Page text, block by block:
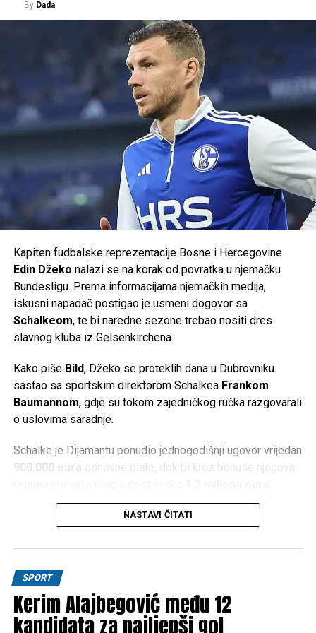
ponosom dočekuje najbolje evropske futsal klubove i još
jednom pokazuje da pripada velikoj sportskoj porodici
Dolazak UEFA Futsal Champions League u Cazin više nije
iznenađenje. To je priznanje za sve ono što su klub,
organizatori, navijači i cijela lokalna zajednica gradili
godinama. Evropa ne dolazi slučajno – dolazi zato što je
Cazin svojim radom, organizacijom i sportskom
atmosferom to zaslužio.
Pred nama su novi evropski izazovi, nove utakmice i nova
prilika da pokažemo zašto je Krajina prepoznata kao dom
vrhunskog futsala.
Podržimo pravi krajiški sportski brend u novom
evropskom pohodu. Budimo dio priče koja se ispisuje
pred našim očima.
Vidimo se u Cazinu!
Tweet Share
By Dada
Kapiten fudbalske reprezentacije Bosne i Hercegovine
Edin Džeko nalazi se na korak od povratka u njemačku
Bundesligu. Prema informacijama njemačkih medija,
iskusni napadač postigao je usmeni dogovor sa
Schalkeom, te bi naredne sezone trebao nositi dres
slavnog kluba iz Gelsenkirchena.
Kako piše Bild, Džeko se proteklih dana u Dubrovniku
sastao sa sportskim direktorom Schalkea Frankom
Baumannom, gdje su tokom zajedničkog ručka razgovarali
o uslovima saradnje.
Schalke je Dijamantu ponudio jednogodišnji ugovor vrijedan
900.000 eura osnovne plate, dok bi kroz bonuse njegova
Nakon dodatnih pregovora, obje strane su, prema
navodima njemačkih medija, postigle usmeni dogovor.
Ipak, posao još nije u potpunosti završen. Prije zvaničnog
treba dobiti i odobrenje Nadzornog odbora kluba. Očekuje
se da bi ugovor mogao biti potpisan već naredne sedmice.
NASTAVI ČITATI
SPORT
Kerim Alajbegović među 12
kandidata za najljepši gol